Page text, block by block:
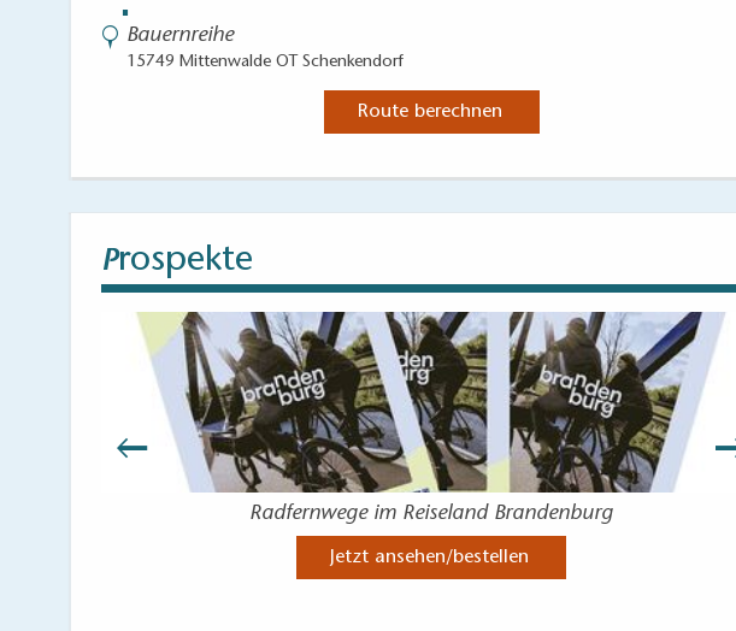
Bauernreihe
15749 Mittenwalde OT Schenkendorf
Route berechnen
Prospekte
Radfernwege im Reiseland Brandenburg
Jetzt ansehen/bestellen